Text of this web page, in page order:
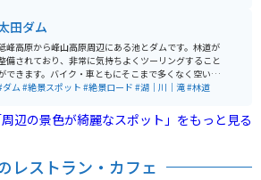
田ダム
峰高原から峰山高原周辺にある池とダムです。林道が
備されており、非常に気持ちよくツーリングすること
できます。バイク・車ともにそこまで多くなく空いて
る場所です。人は少なく、解放された自然が魅力で
ダム#絶景スポット #絶景ロード #湖｜川｜滝#林道
周辺の景色が綺麗なスポット」をもっと見る
レストラン・カフェ